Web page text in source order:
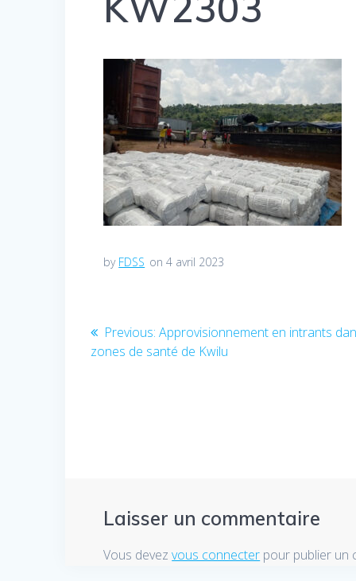
by FDSS on 4 avril 2023
Navigation
de
Previous: Previous
post:
Approvisionnement en intrants
zones de santé de Kwilu
Laisser un commentaire
Vous devezvous connecter pour publier un